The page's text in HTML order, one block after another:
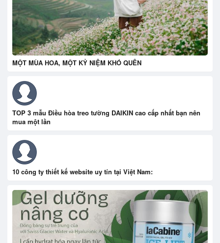
MỘT MÙA HOA, MỘT KỶ NIỆM KHÓ QUÊN
TOP 3 mẫu Điều hòa treo tường DAIKIN cao cấp nhất bạn nên
mua một lần
10 công ty thiết kế website uy tín tại Việt Nam: